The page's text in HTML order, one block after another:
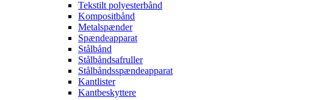
Tekstilt polyesterbånd
Kompositbånd
Metalspænder
Spændeapparat
Stålbånd
Stålbåndsafruller
Stålbåndsspændeapparat
Kantlister
Kantbeskyttere